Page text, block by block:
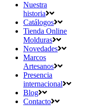
Nuestra
historia
Catálogos
Tienda Online
Molduras
Novedades
Marcos
Artesanos
Presencia
internacional
Blog
Contacto